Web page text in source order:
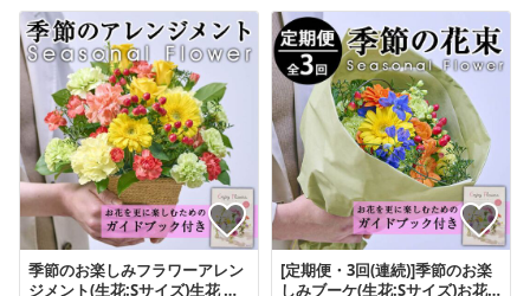
季節のお楽しみフラワーアレン
ジメント(生花:Sサイズ)生花 花
[定期便・3回(連続)]季節のお楽
しみブーケ(生花:Sサイズ)お花